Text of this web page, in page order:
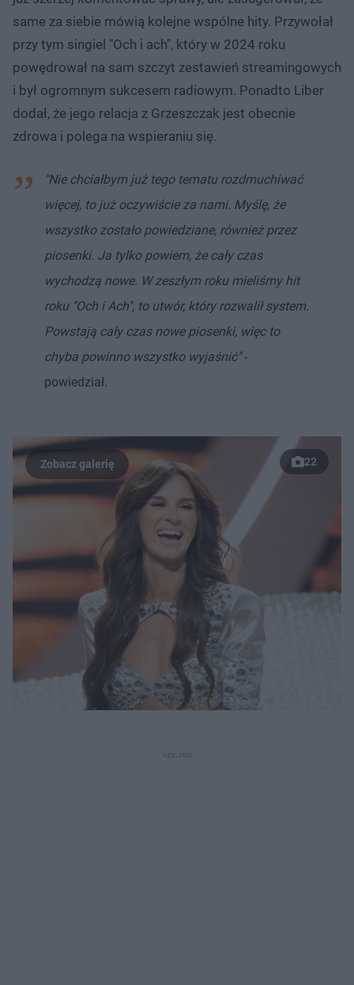
same za siebie mówią kolejne wspólne hity. Przywołał
przy tym singiel "Och i ach", który w 2024 roku
powędrował na sam szczyt zestawień streamingowych
i był ogromnym sukcesem radiowym. Ponadto Liber
dodał, że jego relacja z Grzeszczak jest obecnie
zdrowa i polega na wspieraniu się.
"Nie chciałbym już tego tematu rozdmuchiwać
więcej, to już oczywiście za nami. Myślę, że
wszystko zostało powiedziane, również przez
piosenki. Ja tylko powiem, że cały czas
wychodzą nowe. W zeszłym roku mieliśmy hit
roku "Och i Ach", to utwór, który rozwalił system.
Powstają cały czas nowe piosenki, więc to
chyba powinno wszystko wyjaśnić"-
powiedział.
22